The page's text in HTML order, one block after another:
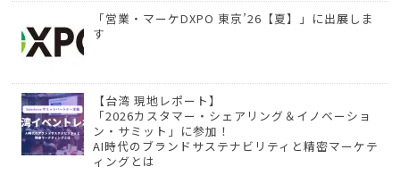
「営業・マーケDXPO 東京’26【夏】」に出展しま
す
【台湾 現地レポート】
「2026カスタマー・シェアリング＆イノベーショ
ン・サミット」に参加！
AI時代のブランドサステナビリティと精密マーケテ
ィングとは